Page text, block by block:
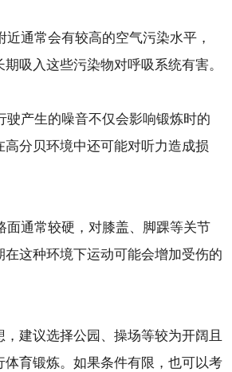
通常会有较高的空气污染水平，
吸入这些污染物对呼吸系统有害。
驶产生的噪音不仅会影响锻炼时的
分贝环境中还可能对听力造成损
面通常较硬，对膝盖、脚踝等关节
这种环境下运动可能会增加受伤的
建议选择公园、操场等较为开阔且
育锻炼。如果条件有限，也可以考